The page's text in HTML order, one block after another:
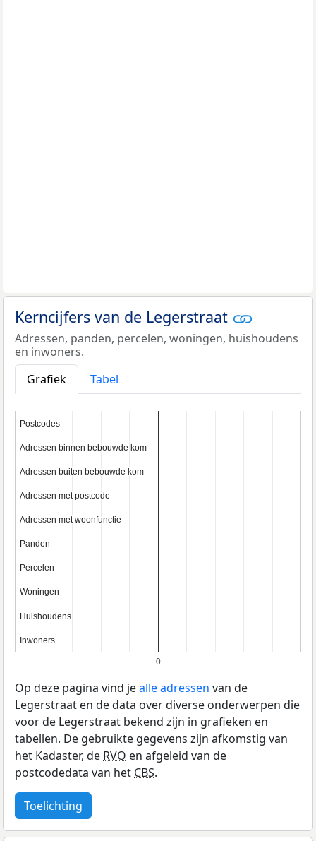
Kerncijfers van de Legerstraat
Adressen, panden, percelen, woningen, huishoudens
en inwoners.
Grafiek
Tabel
0
Postcodes
Postcodes
Adressen binnen bebouwde kom
Adressen binnen bebouwde kom
Adressen buiten bebouwde kom
Adressen buiten bebouwde kom
Adressen met postcode
Adressen met postcode
Adressen met woonfunctie
Adressen met woonfunctie
Panden
Panden
Percelen
Percelen
Woningen
Woningen
Huishoudens
Huishoudens
Inwoners
Inwoners
Op deze pagina vind jealle adressen van de
Legerstraat en de data over diverse onderwerpen die
voor de Legerstraat bekend zijn in grafieken en
tabellen. De gebruikte gegevens zijn afkomstig van
het Kadaster, de RVO en afgeleid van de
postcodedata van het CBS.
Toelichting